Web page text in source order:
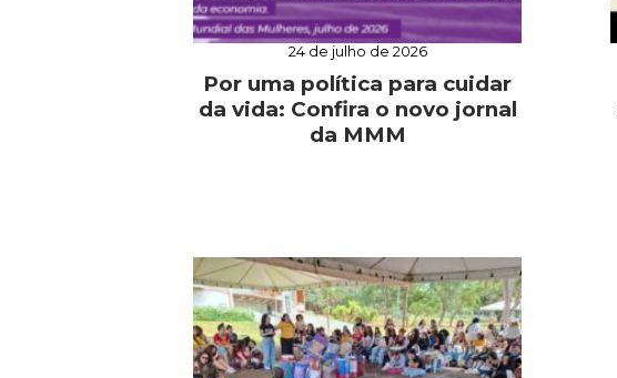
24 de julho de 2026
Por uma política para cuidar
da vida: Confira o novo jornal
da MMM